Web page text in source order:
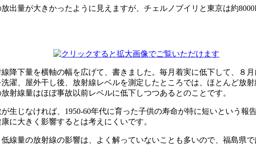
出量が大きかったように見えますが、チェルノブイリと東京は約
降下量を横軸の幅を広げて、書きました。毎月着実に低下して、８
濯、屋外干し後、放射線レベルを測定したところでは、ほとんど放
射線量はほぼ事故以前レベルに低下しつつあるとのことです。
生じなければ、1950-60年代に育った子供の寿命が特に短いという報
に大きく影響するとは考えにくいです。
線量の放射線の影響は、よく解っていないことも多いので、福島県